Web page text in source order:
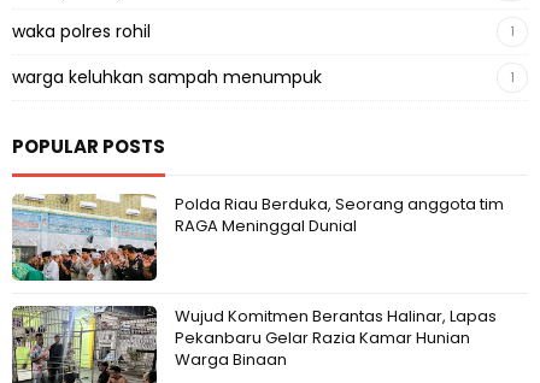
waka polres rohil 1
warga keluhkan sampah menumpuk 1
POPULAR POSTS
Polda Riau Berduka, Seorang anggota tim
RAGA Meninggal Dunial
Wujud Komitmen Berantas Halinar, Lapas
Pekanbaru Gelar Razia Kamar Hunian
Warga Binaan